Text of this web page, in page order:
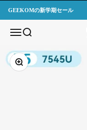
コンテンツへスキップ
GEEKOMの新学期セール
メニューを開く
検索を開く
ズームイン